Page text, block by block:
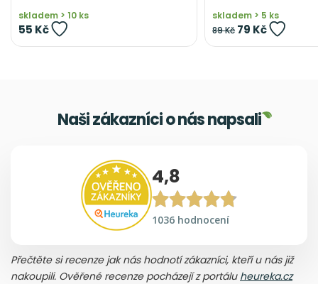
skladem > 10 ks
55 Kč
skladem > 5 ks
89 Kč 79 Kč
Naši zákazníci o nás napsali
4,8
1036 hodnocení
Přečtěte si recenze jak nás hodnotí zákazníci, kteří u nás již
nakoupili. Ověřené recenze pocházejí z portálu heureka.cz